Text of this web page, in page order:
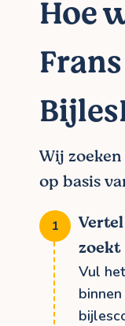
Hoe
Wij
op basis
zoekt
Vul